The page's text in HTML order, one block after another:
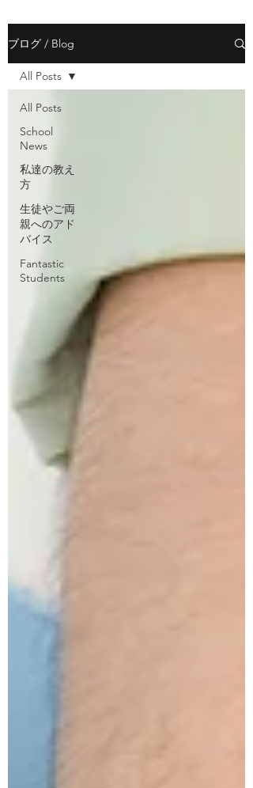
ブログ / Blog
All Posts
School
News
私達の教え
方
生徒やご両
親へのアド
バイス
Fantastic
Students
All Posts